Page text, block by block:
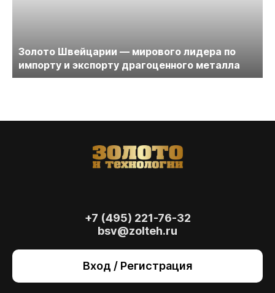
Золото Швейцарии — мирового лидера по
импорту и экспорту драгоценного металла
+7 (495) 221-76-32
bsv@zolteh.ru
Вход / Регистрация
также для анализа сайта и улучшения